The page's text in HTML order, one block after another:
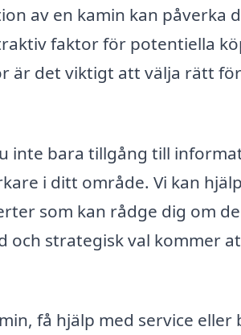
av en kamin kan påverka
faktor för potentiella
är det viktigt att välja rätt
inte bara tillgång till
i ditt område. Vi kan
som kan rådge dig om
och strategisk val kommer
få hjälp med service